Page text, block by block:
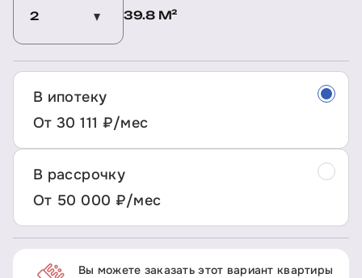
2 39.8 М²
В ипотеку
От 30 111 ₽/мес
В рассрочку
От 50 000 ₽/мес
Вы можете заказать этот вариант квартиры